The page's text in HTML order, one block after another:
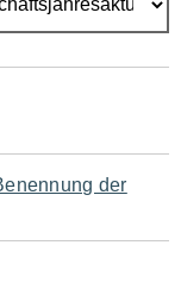
der